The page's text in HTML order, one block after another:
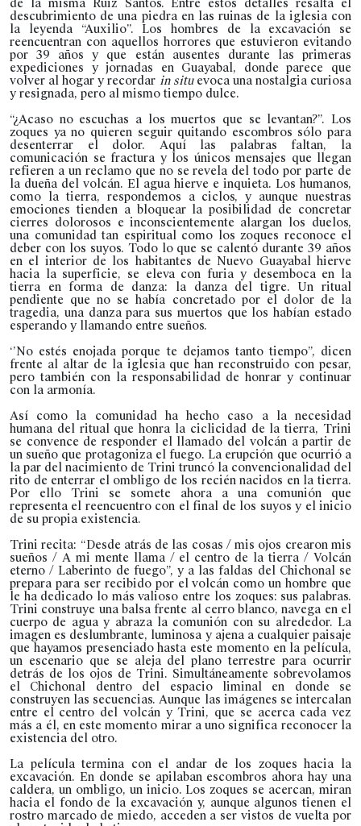
de la misma Ruiz Santos. Entre estos detalles resalta el
descubrimiento de una piedra en las ruinas de la iglesia con
la leyenda “Auxilio”. Los hombres de la excavación se
reencuentran con aquellos horrores que estuvieron evitando
por 39 años y que están ausentes durante las primeras
expediciones y jornadas en Guayabal, donde parece que
volver al hogar y recordar in situ evoca una nostalgia curiosa
y resignada, pero al mismo tiempo dulce.
“¿Acaso no escuchas a los muertos que se levantan?”. Los
zoques ya no quieren seguir quitando escombros sólo para
desenterrar el dolor. Aquí las palabras faltan, la
comunicación se fractura y los únicos mensajes que llegan
refieren a un reclamo que no se revela del todo por parte de
la dueña del volcán. El agua hierve e inquieta. Los humanos,
como la tierra, respondemos a ciclos, y aunque nuestras
emociones tienden a bloquear la posibilidad de concretar
cierres dolorosos e inconscientemente alargan los duelos,
una comunidad tan espiritual como los zoques reconoce el
deber con los suyos. Todo lo que se calentó durante 39 años
en el interior de los habitantes de Nuevo Guayabal hierve
hacia la superficie, se eleva con furia y desemboca en la
tierra en forma de danza: la danza del tigre. Un ritual
pendiente que no se había concretado por el dolor de la
tragedia, una danza para sus muertos que los habían estado
esperando y llamando entre sueños.
‘’No estés enojada porque te dejamos tanto tiempo”, dicen
frente al altar de la iglesia que han reconstruido con pesar,
pero también con la responsabilidad de honrar y continuar
con la armonía.
Así como la comunidad ha hecho caso a la necesidad
humana del ritual que honra la ciclicidad de la tierra, Trini
se convence de responder el llamado del volcán a partir de
un sueño que protagoniza el fuego. La erupción que ocurrió a
la par del nacimiento de Trini truncó la convencionalidad del
rito de enterrar el ombligo de los recién nacidos en la tierra.
Por ello Trini se somete ahora a una comunión que
representa el reencuentro con el final de los suyos y el inicio
de su propia existencia.
Trini recita: “Desde atrás de las cosas / mis ojos crearon mis
sueños / A mi mente llama / el centro de la tierra / Volcán
eterno / Laberinto de fuego”, y a las faldas del Chichonal se
prepara para ser recibido por el volcán como un hombre que
le ha dedicado lo más valioso entre los zoques: sus palabras.
Trini construye una balsa frente al cerro blanco, navega en el
cuerpo de agua y abraza la comunión con su alrededor. La
imagen es deslumbrante, luminosa y ajena a cualquier paisaje
que hayamos presenciado hasta este momento en la película,
un escenario que se aleja del plano terrestre para ocurrir
detrás de los ojos de Trini. Simultáneamente sobrevolamos
el Chichonal dentro del espacio liminal en donde se
construyen las secuencias. Aunque las imágenes se intercalan
entre el centro del volcán y Trini, que se acerca cada vez
más a él, en este momento mirar a uno significa reconocer la
existencia del otro.
La película termina con el andar de los zoques hacia la
excavación. En donde se apilaban escombros ahora hay una
caldera, un ombligo, un inicio. Los zoques se acercan, miran
hacia el fondo de la excavación y, aunque algunos tienen el
rostro marcado de miedo, acceden a ser vistos de vuelta por